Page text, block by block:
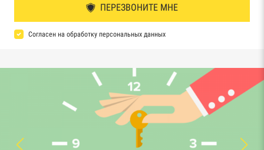
ПЕРЕЗВОНИТЕ МНЕ
Согласен на обработку персональных данных